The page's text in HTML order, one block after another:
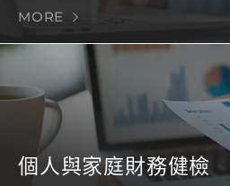
MORE
個人與家庭財務健檢